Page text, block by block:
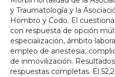
y Traumatología y la
Hombro y Codo. El
con respuesta de opción
especialización, ámbito
empleo de anestesia,
de inmovilización.
respuestas completas. El